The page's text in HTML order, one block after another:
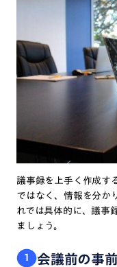
議事録を上手く作成す
ではなく、情報を分か
れでは具体的に、議事
ましょう。
1 会議前の事